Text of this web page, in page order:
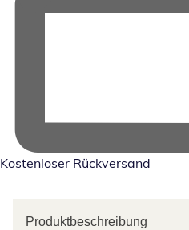
Kostenloser Rückversand
Produktbeschreibung